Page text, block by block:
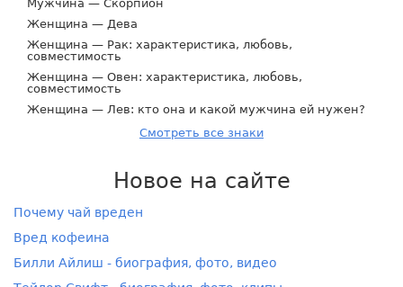
Мужчина — Скорпион
Женщина — Дева
Женщина — Рак: характеристика, любовь,
совместимость
Женщина — Овен: характеристика, любовь,
совместимость
Женщина — Лев: кто она и какой мужчина ей нужен?
Смотреть все знаки
Новое на сайте
Почему чай вреден
Вред кофеина
Билли Айлиш - биография, фото, видео